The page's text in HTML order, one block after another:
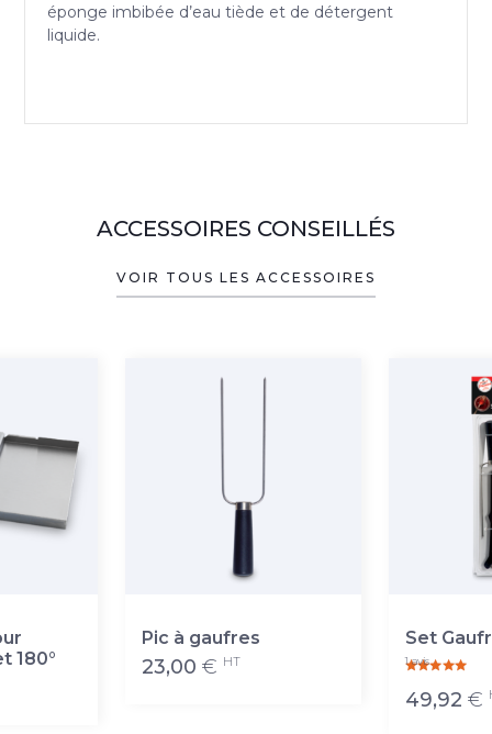
éponge imbibée d’eau tiède et de détergent
liquide.
ACCESSOIRES CONSEILLÉS
VOIR TOUS LES ACCESSOIRES
180°
Pic à gaufres
23,00 € HT
Set
1 avis
49,92 €